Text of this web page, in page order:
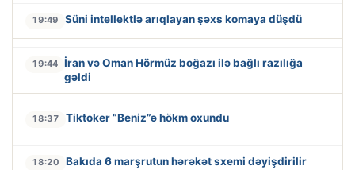
19:49 Süni intellektlə arıqlayan şəxs komaya düşdü
19:44 İran və Oman Hörmüz boğazı ilə bağlı razılığa
gəldi
18:37 Tiktoker “Beniz”ə hökm oxundu
18:20 Bakıda 6 marşrutun hərəkət sxemi dəyişdirilir